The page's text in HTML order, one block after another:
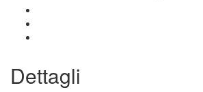
Dettagli